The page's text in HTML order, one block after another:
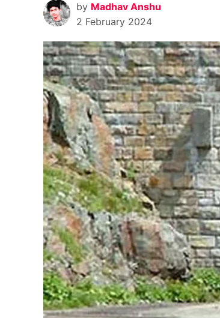
by Madhav Anshu
2 February 2024